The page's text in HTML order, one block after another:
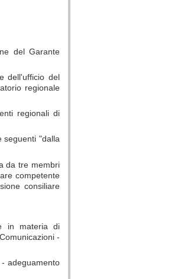
del Garante
dell'ufficio del
regionale
regionali di
seguenti "dalla
da tre membri
competente
consiliare
in materia di
-
adeguamento